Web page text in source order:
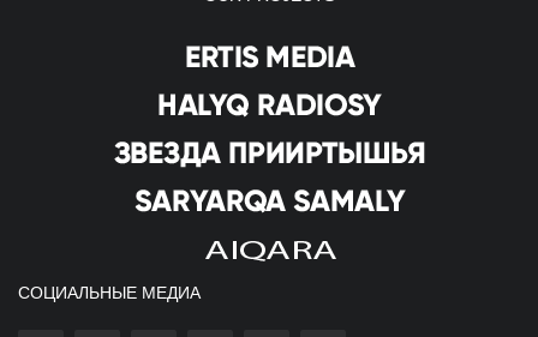
СОЦИАЛЬНЫЕ МЕДИА